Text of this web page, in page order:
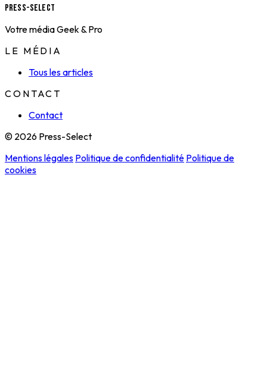
Press-Select
Votre média Geek & Pro
LE MÉDIA
Tous les articles
CONTACT
Contact
© 2026 Press-Select
Mentions légales Politique de confidentialité Politique de
cookies